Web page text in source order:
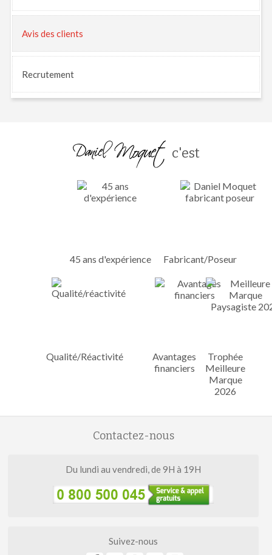
Avis des clients
Recrutement
c'est
45 ans d'expérience Fabricant/Poseur
Qualité/Réactivité
Avantages
financiers
Trophée
Meilleure
Marque
2026
Contactez-nous
Du lundi au vendredi, de 9H à 19H
Suivez-nous